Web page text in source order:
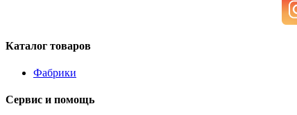
Каталог товаров
Фабрики
Сервис и помощь